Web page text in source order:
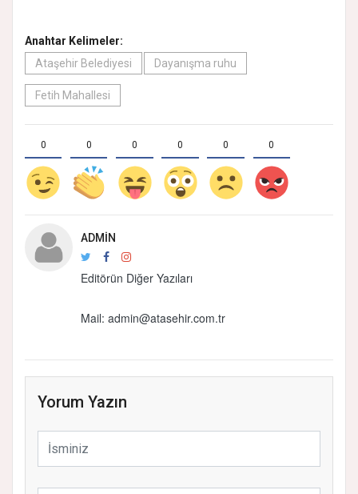
Anahtar Kelimeler:
Ataşehir Belediyesi
Dayanışma ruhu
Fetih Mahallesi
0 0 0 0 0 0
ADMIN
Editörün Diğer Yazıları
Mail: admin@atasehir.com.tr
Yorum Yazın